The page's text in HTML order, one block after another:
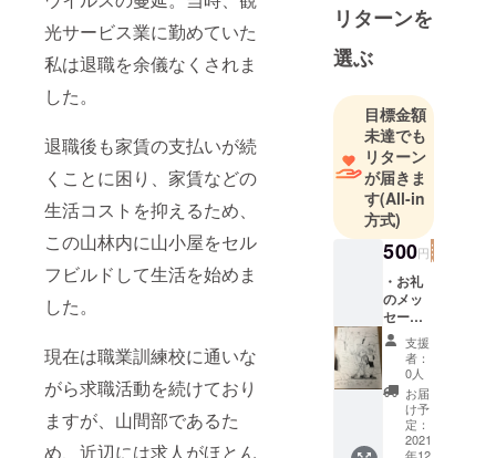
光サービス業に勤めていた
私は退職を余儀なくされま
した。
退職後も家賃の支払いが続
くことに困り、家賃などの
生活コストを抑えるため、
この山林内に山小屋をセル
フビルドして生活を始めま
した。
現在は職業訓練校に通いな
がら求職活動を続けており
ますが、山間部であるた
め、近辺には求人がほとん
発信してゆ
きたいと思
います。
山小屋ラジ
オ→
https://ancho
r.fm/om5i747
30rg
リターンを
選ぶ
目標金額
未達でも
リターン
が届きま
す(All-in
方式)
500円
・お礼
のメッ
セージ
メール
・お礼
の手紙
・オリ
ジナル
の創作
マンガ
支援
者：
0人
お届
け予
定：
2021
年12